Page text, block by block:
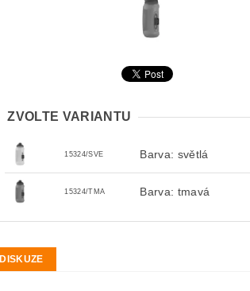
ZVOLTE VARIANTU
15324/SVE Barva: světlá
15324/TMA Barva: tmavá
DISKUZE